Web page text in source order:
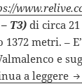
T3) di circa
metri. –
e
a leggere